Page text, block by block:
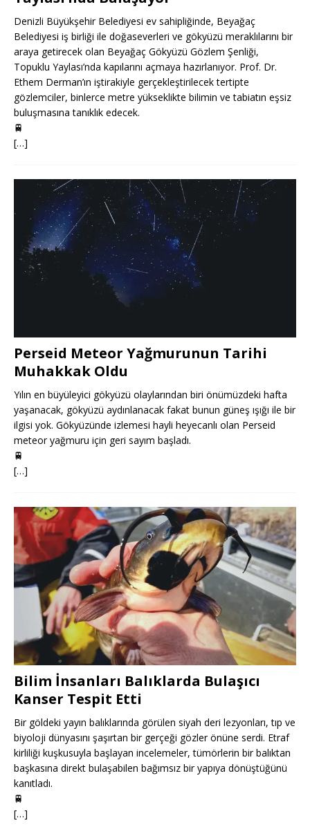
Denizli Büyükşehir Belediyesi ev sahipliğinde, Beyağaç
Belediyesi iş birliği ile doğaseverleri ve gökyüzü meraklılarını bir
araya getirecek olan Beyağaç Gökyüzü Gözlem Şenliği,
Topuklu Yaylası’nda kapılarını açmaya hazırlanıyor. Prof. Dr.
Ethem Derman’ın iştirakiyle gerçekleştirilecek tertipte
gözlemciler, binlerce metre yükseklikte bilimin ve tabiatın eşsiz
buluşmasına tanıklık edecek.
🚆
[…]
Perseid Meteor Yağmurunun Tarihi
Muhakkak Oldu
Yılın en büyüleyici gökyüzü olaylarından biri önümüzdeki hafta
yaşanacak, gökyüzü aydınlanacak fakat bunun güneş ışığı ile bir
ilgisi yok. Gökyüzünde izlemesi hayli heyecanlı olan Perseid
meteor yağmuru için geri sayım başladı.
🚆
[…]
Bilim İnsanları Balıklarda Bulaşıcı
Kanser Tespit Etti
Bir göldeki yayın balıklarında görülen siyah deri lezyonları, tıp ve
biyoloji dünyasını şaşırtan bir gerçeği gözler önüne serdi. Etraf
kirliliği kuşkusuyla başlayan incelemeler, tümörlerin bir balıktan
başkasına direkt bulaşabilen bağımsız bir yapıya dönüştüğünü
kanıtladı.
🚆
[…]